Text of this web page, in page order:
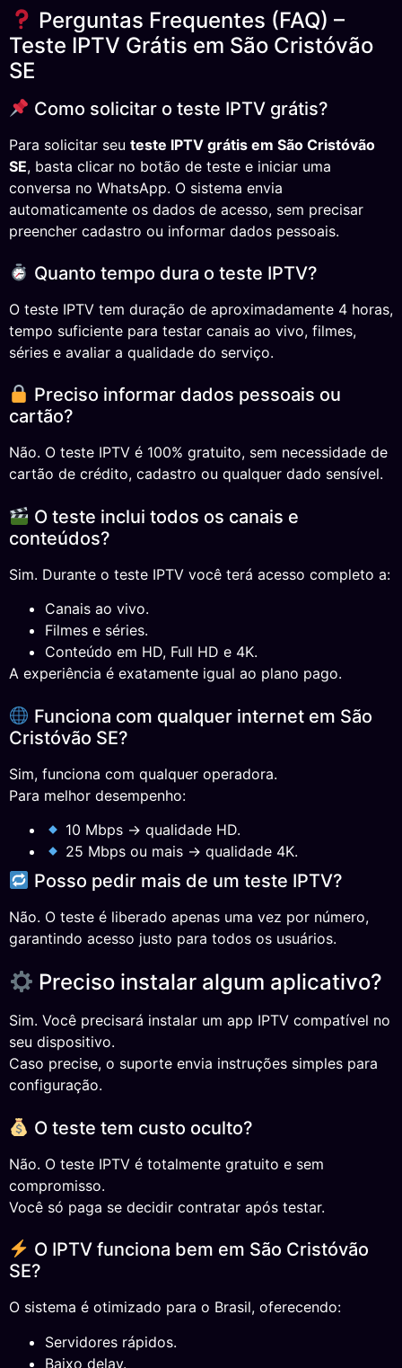
Perguntas Frequentes (FAQ) –
Teste IPTV Grátis em São Cristóvão
SE
Como solicitar o teste IPTV grátis?
Para solicitar seu teste IPTV grátis em São Cristóvão
SE, basta clicar no botão de teste e iniciar uma
conversa no WhatsApp. O sistema envia
automaticamente os dados de acesso, sem precisar
preencher cadastro ou informar dados pessoais.
Quanto tempo dura o teste IPTV?
O teste IPTV tem duração de aproximadamente 4 horas,
tempo suficiente para testar canais ao vivo, filmes,
séries e avaliar a qualidade do serviço.
Preciso informar dados pessoais ou
cartão?
Não. O teste IPTV é 100% gratuito, sem necessidade de
cartão de crédito, cadastro ou qualquer dado sensível.
O teste inclui todos os canais e
conteúdos?
Sim. Durante o teste IPTV você terá acesso completo a:
Canais ao vivo.
Filmes e séries.
Conteúdo em HD, Full HD e 4K.
A experiência é exatamente igual ao plano pago.
Funciona com qualquer internet em São
Cristóvão SE?
Sim, funciona com qualquer operadora.
Para melhor desempenho:
10 Mbps → qualidade HD.
25 Mbps ou mais → qualidade 4K.
Posso pedir mais de um teste IPTV?
Não. O teste é liberado apenas uma vez por número,
garantindo acesso justo para todos os usuários.
Preciso instalar algum aplicativo?
Sim. Você precisará instalar um app IPTV compatível no
seu dispositivo.
Caso precise, o suporte envia instruções simples para
configuração.
O teste tem custo oculto?
Não. O teste IPTV é totalmente gratuito e sem
compromisso.
Você só paga se decidir contratar após testar.
O IPTV funciona bem em São Cristóvão
SE?
O sistema é otimizado para o Brasil, oferecendo:
Servidores rápidos.
Baixo delay.